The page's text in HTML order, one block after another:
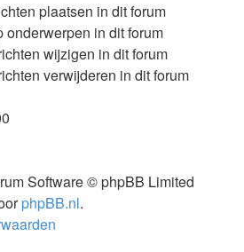
plaatsen in dit forum
onderwerpen in dit forum
wijzigen in dit forum
verwijderen in dit forum
Software © phpBB Limited
phpBB.nl.